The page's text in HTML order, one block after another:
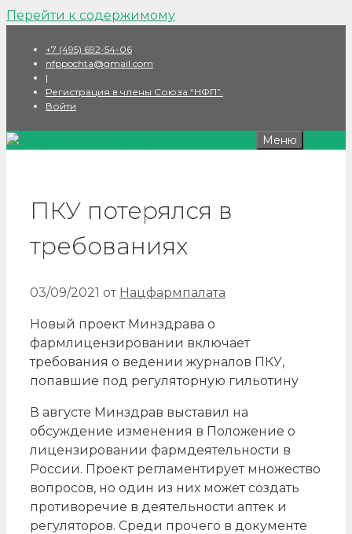
Перейти к содержимому
+7 (495) 692-54-06
nfppochta@gmail.com
|
Регистрация в члены Союза “НФП”.
Войти
Меню
ПКУ потерялся в
требованиях
03/09/2021 от Нацфармпалата
Новый проект Минздрава о
фармлицензировании включает
требования о ведении журналов ПКУ,
попавшие под регуляторную гильотину
В августе Минздрав выставил на
обсуждение изменения в Положение о
лицензировании фармдеятельности в
России. Проект регламентирует множество
вопросов, но один из них может создать
противоречие в деятельности аптек и
регуляторов. Среди прочего в документе